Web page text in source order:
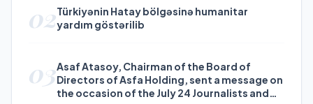
02Türkiyənin Hatay bölgəsinə humanitar
yardım göstərilib
03Asaf Atasoy, Chairman of the Board of
Directors of Asfa Holding, sent a message on
the occasion of the July 24 Journalists and